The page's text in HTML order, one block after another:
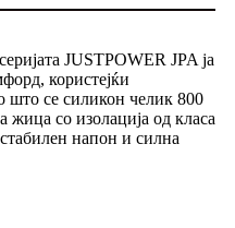
JUSTPOWER JPA ја
користејќи
што се силикон челик 800
жица со изолација од класа
напон и силна